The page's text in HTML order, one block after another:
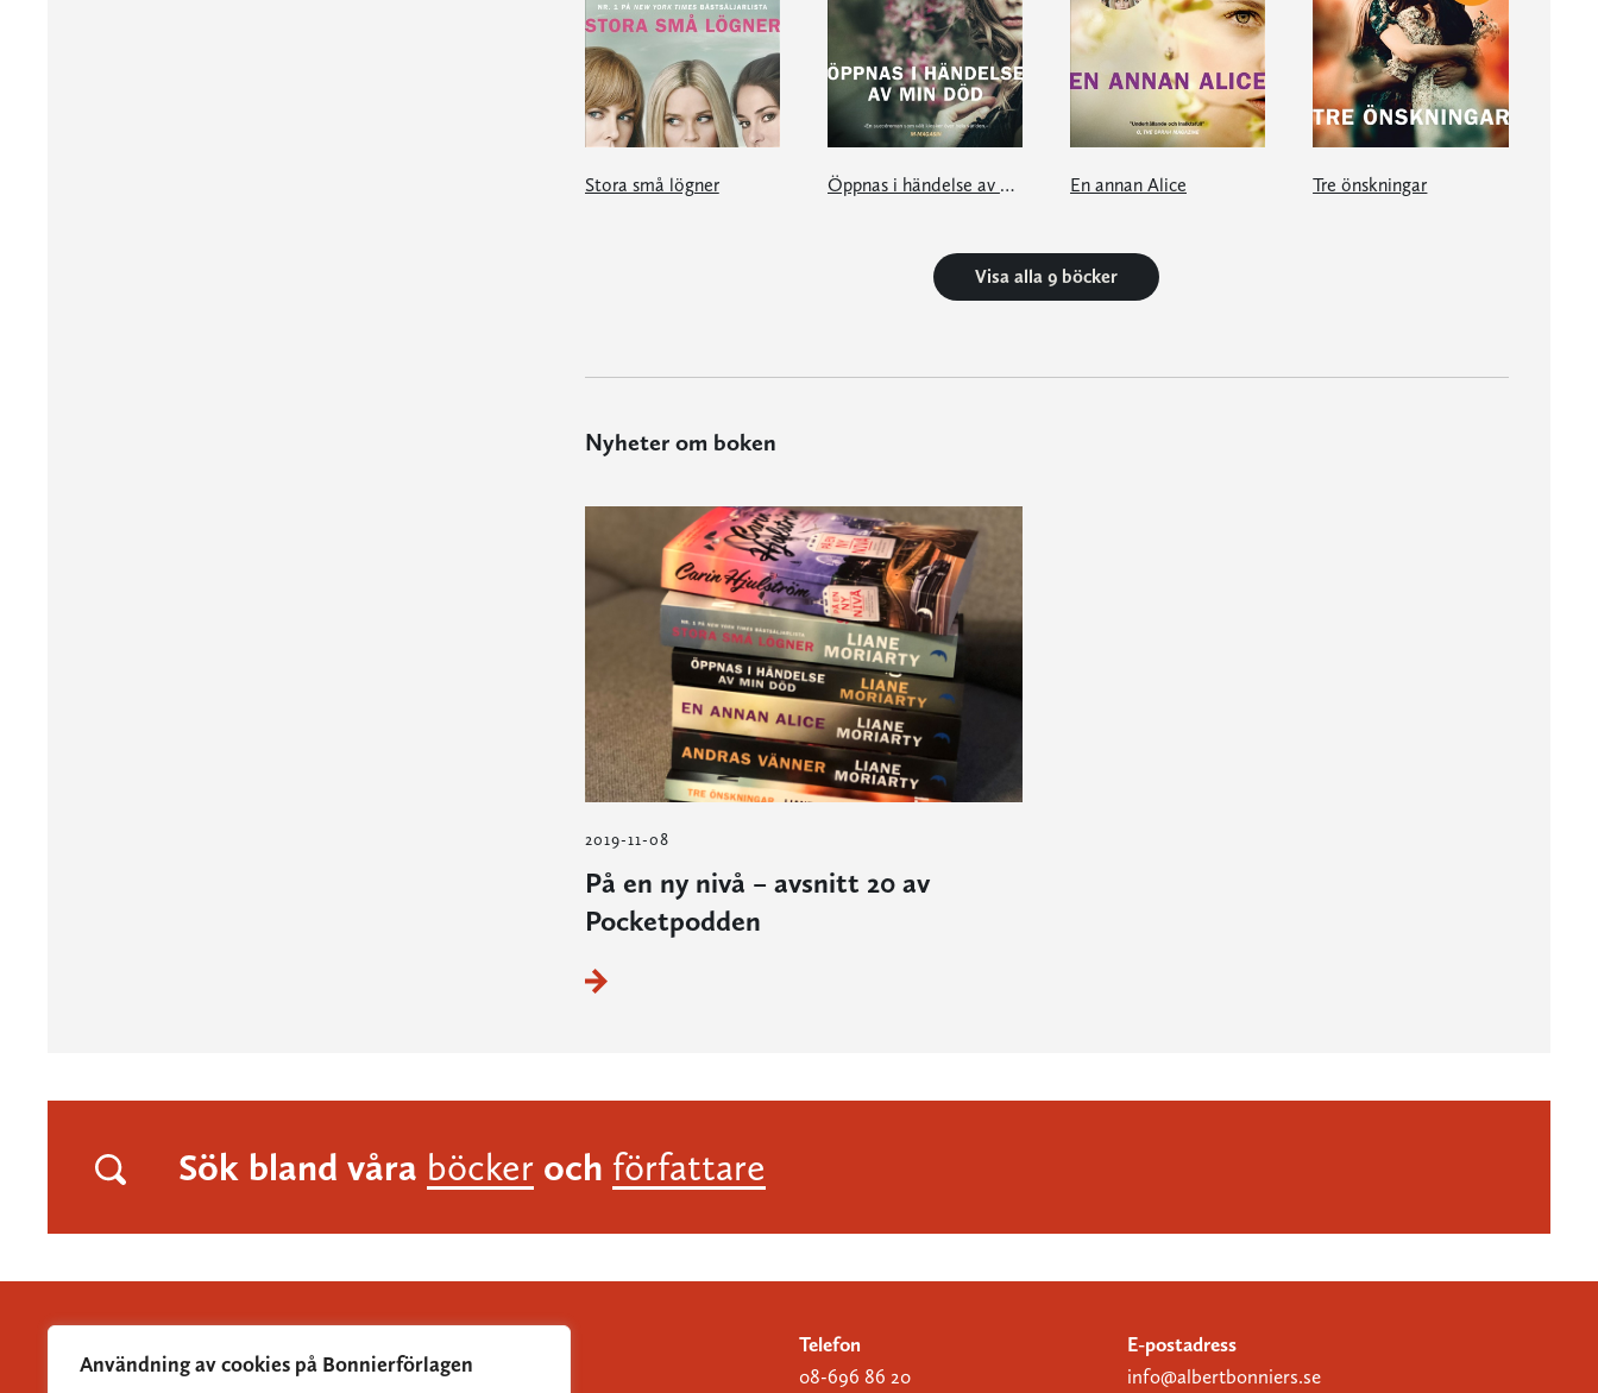
Användning av cookies på Bonnierförlagen
Stora små lögner Öppnas i händelse av min död En annan Alice Tre önskningar
Visa alla 9 böcker
Nyheter om boken
2019-11-08
På en ny nivå – avsnitt 20 av
Pocketpodden
Sök bland våra böcker och författare
Telefon
08-696 86 20
E-postadress
info@albertbonniers.se